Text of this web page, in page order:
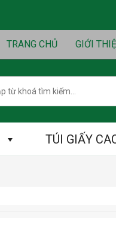
TRANG CHỦ GIỚI
TÚI GIẤY